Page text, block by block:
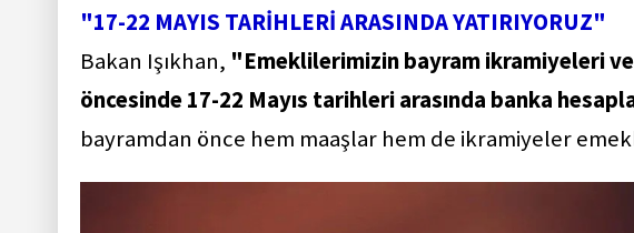
"17-22 MAYIS TARİHLERİ ARASINDA YATIRIYORUZ"
Bakan Işıkhan, "Emeklilerimizin bayram ikramiyeleri
öncesinde 17-22 Mayıs tarihleri arasında banka
bayramdan önce hem maaşlar hem de ikramiyeler